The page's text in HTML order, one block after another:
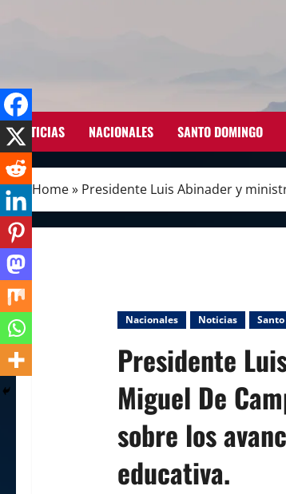
NOTICIAS NACIONALES SANTO DOMINGO
Home» Presidente Luis Abinader y
Nacionales Noticias
Presidente
Miguel De
sobre los
educativa.